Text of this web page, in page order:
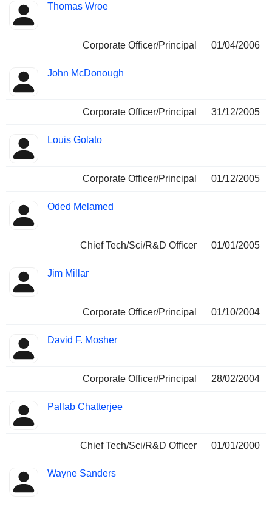
Thomas Wroe
Corporate Officer/Principal 01/04/2006
John McDonough
Corporate Officer/Principal 31/12/2005
Louis Golato
Corporate Officer/Principal 01/12/2005
Oded Melamed
Chief Tech/Sci/R&D Officer 01/01/2005
Jim Millar
Corporate Officer/Principal 01/10/2004
David F. Mosher
Corporate Officer/Principal 28/02/2004
Pallab Chatterjee
Chief Tech/Sci/R&D Officer 01/01/2000
Wayne Sanders